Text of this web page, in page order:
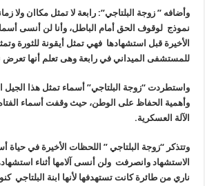
وأضافه ” زوجة البلتاجي”: رابعة لا تمثل مكاان ولا
نموذج لوقوف الحق أمام الباطل، وأنا لن أنسى
الأخيرة قبل استشهادها فهي تمثل أيقونة للثورة
للمستشفى الميداني في رابعة وهى تعلم أنها تعرض
واستطردت “زوجة البلتاجي” أسماء تمثل هذا الجيل
الآلة العسكرية.
وتتذكر “زوجة البلتاجي ” اللحظات الأخيرة في حياة
الاستشهاد وانصرفت ولن أنسى آلامها أثناء
ناري من طائرة كانت تستهدفها لأنها ابنة البلتاجي